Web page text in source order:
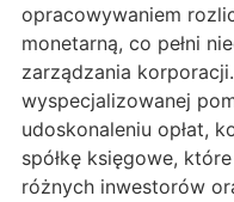
opracowywaniem
monetarną, co pełni
zarządzania
wyspecjalizowanej
udoskonaleniu opłat,
spółkę księgowe,
różnych inwestorów